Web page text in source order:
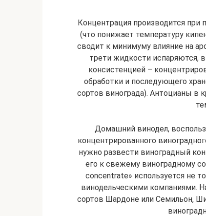
Концентрация производится при
(что понижает температуру
сводит к минимуму влияние на
трети жидкости испаряются, в
консистенцией –
обработки и последующего
сортов винограда). Антоцианы в
Домашний винодел,
концентрированного
нужно развести виноградный
его к свежему виноградному
concentrate» используется не
винодельческими компаниями.
сортов Шардоне или Семильон,